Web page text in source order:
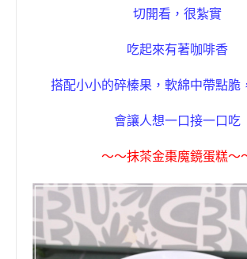
切開看 ， 很紮實
吃起來有著咖啡香
搭配小小的碎榛果，軟綿中帶點脆
會讓人想一口接一口吃
〜〜抹茶金棗魔鏡蛋糕〜